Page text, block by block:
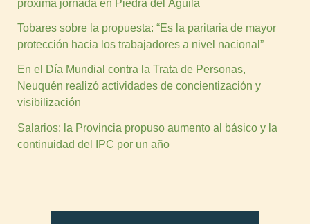
próxima jornada en Piedra del Águila
Tobares sobre la propuesta: “Es la paritaria de mayor
protección hacia los trabajadores a nivel nacional”
En el Día Mundial contra la Trata de Personas,
Neuquén realizó actividades de concientización y
visibilización
Salarios: la Provincia propuso aumento al básico y la
continuidad del IPC por un año